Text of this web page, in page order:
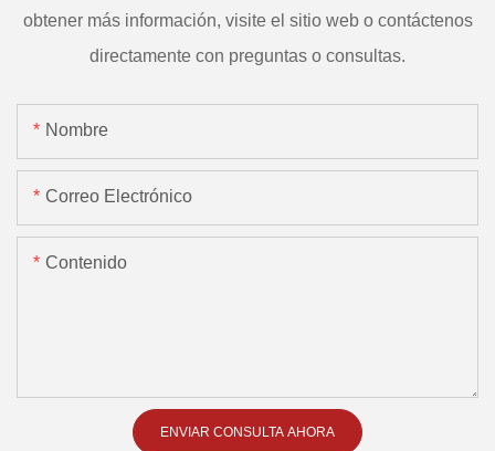
obtener más información, visite el sitio web o contáctenos
directamente con preguntas o consultas.
Nombre
Correo Electrónico
Contenido
ENVIAR CONSULTA AHORA